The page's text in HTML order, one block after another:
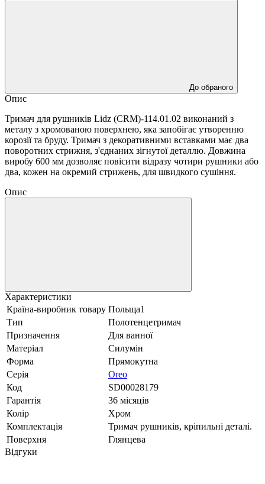
До обраного
Опис
Тримач для рушників Lidz (CRM)-114.01.02 виконаний з
металу з хромованою поверхнею, яка запобігає утворенню
корозії та бруду. Тримач з декоративними вставками має два
поворотних стрижня, з'єднаних зігнутої деталлю. Довжина
виробу 600 мм дозволяє повісити відразу чотири рушники або
два, кожен на окремий стрижень, для швидкого сушіння.
Опис
Характеристики
Країна-виробник товару Польща1
Тип
Полотенцетримач
Призначення
Для ванної
Матеріал
Силумін
Форма
Прямокутна
Серія
Oreo
Код
SD00028179
Гарантія
36 місяців
Колір
Хром
Комплектація
Тримач рушників, кріпильні деталі.
Поверхня
Глянцева
Відгуки